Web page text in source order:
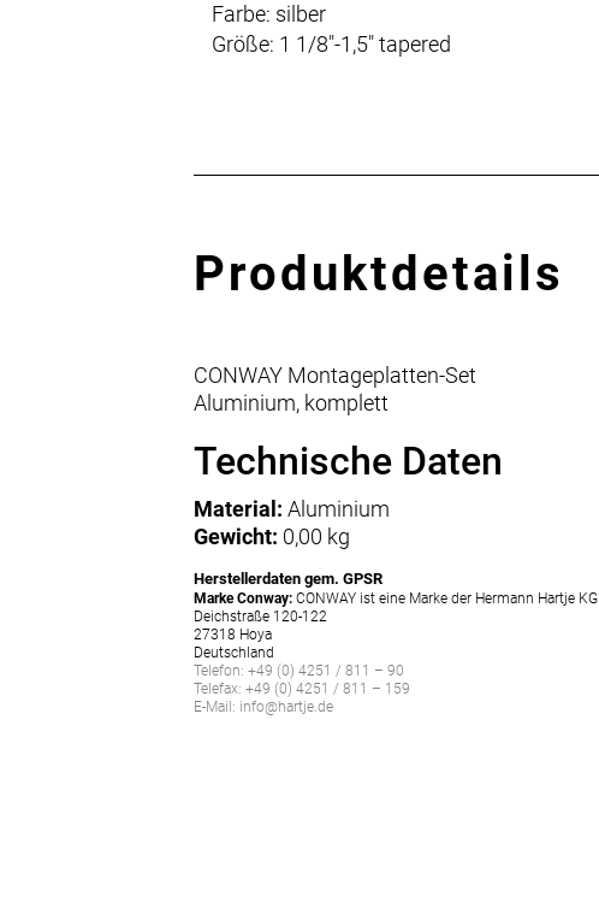
Farbe: silber
Größe: 1 1/8"-1,5" tapered
Produktdetails
CONWAY Montageplatten-Set
Aluminium, komplett
Technische Daten
Material: Aluminium
Gewicht: 0,00 kg
Herstellerdaten gem. GPSR
Marke Conway: CONWAY ist eine Marke der Hermann Hartje KG
Deichstraße 120-122
27318 Hoya
Deutschland
Telefon: +49 (0) 4251 / 811 – 90
Telefax: +49 (0) 4251 / 811 – 159
E-Mail: info@hartje.de